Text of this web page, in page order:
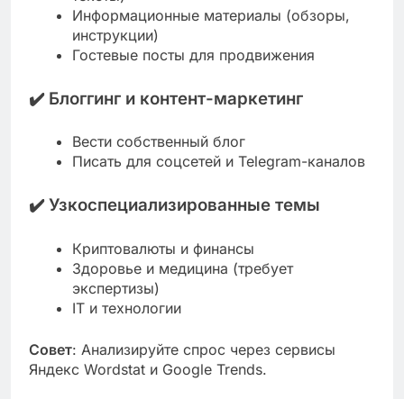
Информационные материалы (обзоры,
инструкции)
Гостевые посты для продвижения
✔️ Блоггинг и контент-маркетинг
Вести собственный блог
Писать для соцсетей и Telegram-каналов
✔️Узкоспециализированные темы
Криптовалюты и финансы
Здоровье и медицина (требует
экспертизы)
IT и технологии
Совет: Анализируйте спрос через сервисы
Яндекс Wordstat и Google Trends.